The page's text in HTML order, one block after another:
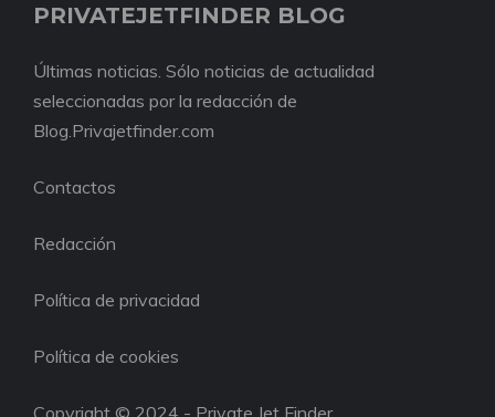
PRIVATEJETFINDER BLOG
Últimas noticias. Sólo noticias de actualidad
seleccionadas por la redacción de
Blog.Privajetfinder.com
Contactos
Redacción
Política de privacidad
Política de cookies
Copyright © 2024 - Private Jet Finder